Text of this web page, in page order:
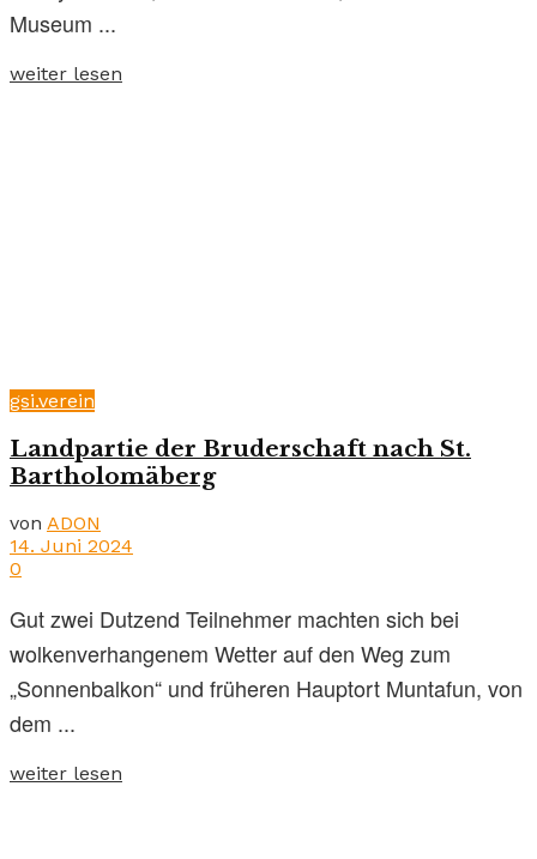
Museum ...
weiter lesen
gsi.verein
Landpartie der Bruderschaft nach St.
Bartholomäberg
von ADON
14. Juni 2024
0
Gut zwei Dutzend Teilnehmer machten sich bei
wolkenverhangenem Wetter auf den Weg zum
„Sonnenbalkon“ und früheren Hauptort Muntafun, von
dem ...
weiter lesen